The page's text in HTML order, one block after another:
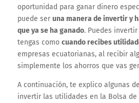
oportunidad para ganar dinero
puede seruna manera de invertir y
que ya se ha ganado. Puedes
tengas como cuando recibes
empresas ecuatorianas, al recibir
simplemente los ahorros que vas
A continuación, te explico algunas
invertir las utilidades en la Bolsa de